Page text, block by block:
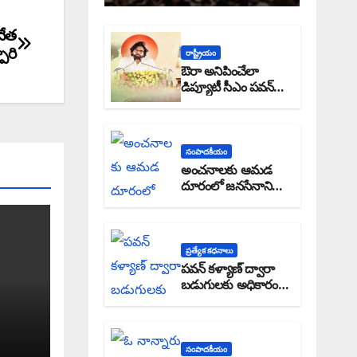
రాష్ట్రీయం
ఔరా అనిపించేలా
డిప్యూటీ సీఎం పవన్
కళ్యాణ్ ప్రోగ్రెస్ రిపోర్టు
సంపాదకీయం
అంచనాలకు ఆమడ
దూరంలో జనసేనాని?:
ప్రత్యేక కధనాలు
పవన్ కళ్యాణ్ ద్వారా
బడుగులకు అధికారం
సంపాదకీయం